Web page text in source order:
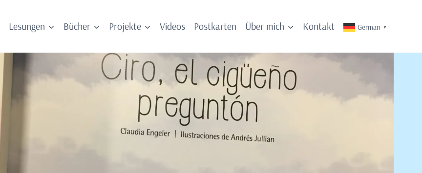
Lesungen Bücher Projekte Videos Postkarten Über mich Kontakt German ▼